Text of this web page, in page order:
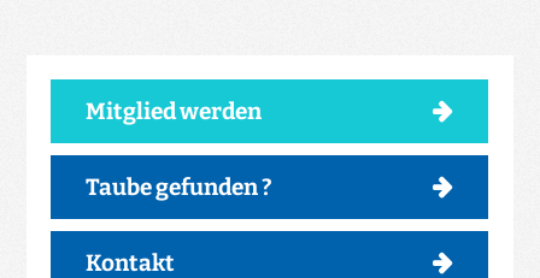
Mitglied werden
Taube gefunden ?
Kontakt